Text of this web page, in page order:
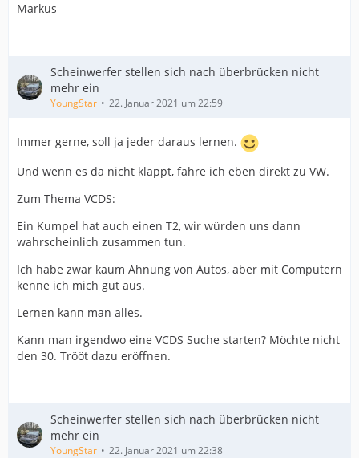
Markus
Scheinwerfer stellen sich nach überbrücken nicht
mehr ein
YoungStar 22. Januar 2021 um 22:59
Immer gerne, soll ja jeder daraus lernen.
Und wenn es da nicht klappt, fahre ich eben direkt zu VW.
Zum Thema VCDS:
Ein Kumpel hat auch einen T2, wir würden uns dann
wahrscheinlich zusammen tun.
Ich habe zwar kaum Ahnung von Autos, aber mit Computern
kenne ich mich gut aus.
Lernen kann man alles.
Kann man irgendwo eine VCDS Suche starten? Möchte nicht
den 30. Trööt dazu eröffnen.
Scheinwerfer stellen sich nach überbrücken nicht
mehr ein
YoungStar 22. Januar 2021 um 22:38